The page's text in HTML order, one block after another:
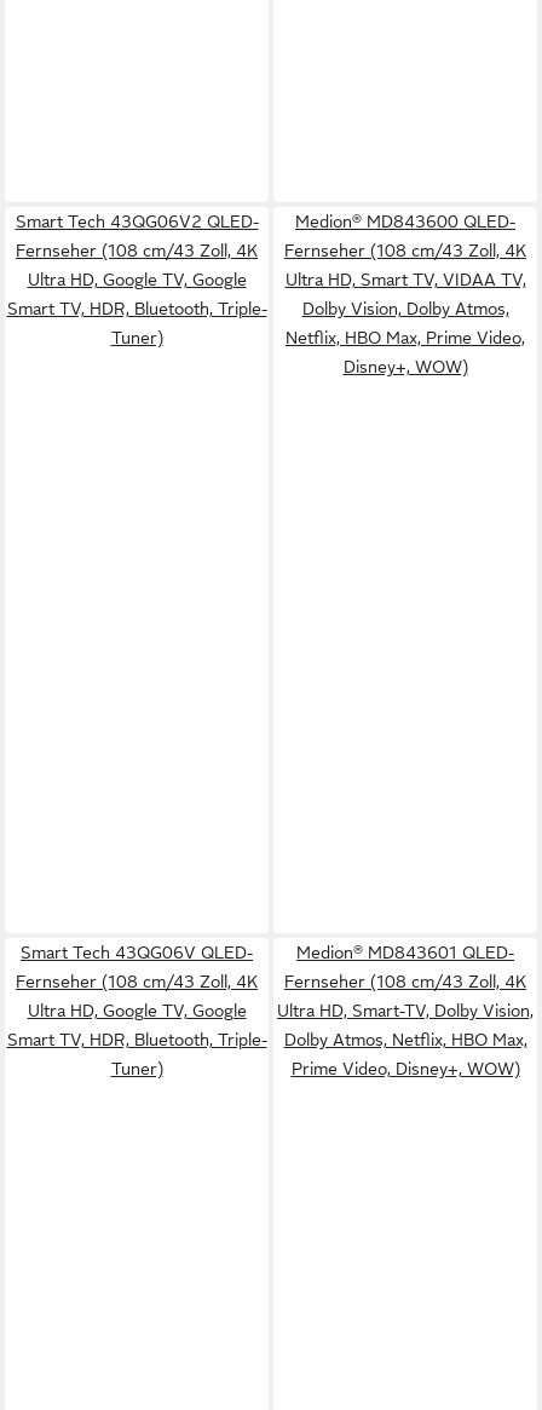
Smart Tech 43QG06V2 QLED-
Fernseher (108 cm/43 Zoll, 4K
Ultra HD, Google TV, Google
Smart TV, HDR, Bluetooth, Triple-
Tuner)
Medion® MD843600 QLED-
Fernseher (108 cm/43 Zoll, 4K
Ultra HD, Smart TV, VIDAA TV,
Dolby Vision, Dolby Atmos,
Netflix, HBO Max, Prime Video,
Disney+, WOW)
Smart Tech 43QG06V QLED-
Fernseher (108 cm/43 Zoll, 4K
Ultra HD, Google TV, Google
Smart TV, HDR, Bluetooth, Triple-
Tuner)
Medion® MD843601 QLED-
Fernseher (108 cm/43 Zoll, 4K
Ultra HD, Smart-TV, Dolby Vision,
Dolby Atmos, Netflix, HBO Max,
Prime Video, Disney+, WOW)